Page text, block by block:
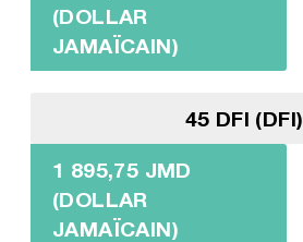
(DOLLAR
JAMAÏCAIN)
45 DFI (DFI)
1 895,75 JMD
(DOLLAR
JAMAÏCAIN)